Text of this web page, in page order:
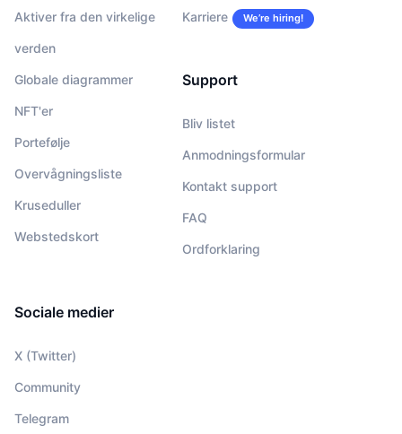
Aktiver fra den virkelige
verden
Globale diagrammer
NFT'er
Portefølje
Overvågningsliste
Kruseduller
Webstedskort
Karriere We’re hiring!
Support
Bliv listet
Anmodningsformular
Kontakt support
FAQ
Ordforklaring
Sociale medier
X (Twitter)
Community
Telegram